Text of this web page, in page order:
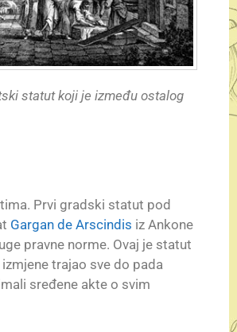
statut koji je između ostalog
Prvi gradski statut pod
Gargan de Arscindis iz Ankone
pravne norme. Ovaj je statut
trajao sve do pada
sređene akte o svim